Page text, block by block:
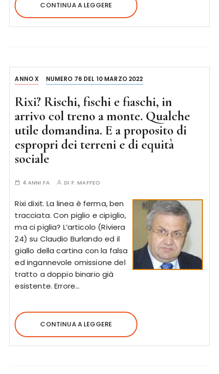
CONTINUA A LEGGERE
ANNO X NUMERO 76 DEL 10 MARZO 2022
Rixi? Rischi, fischi e fiaschi, in
arrivo col treno a monte. Qualche
utile domandina. E a proposito di
espropri dei terreni e di equità
sociale
4 ANNI FA DI F. MAFFEO
Rixi dixit. La linea è ferma, ben
tracciata. Con piglio e cipiglio,
ma ci piglia? L’articolo (Riviera
24) su Claudio Burlando ed il
giallo della cartina con la falsa
ed ingannevole omissione del
tratto a doppio binario già
esistente. Errore…
CONTINUA A LEGGERE